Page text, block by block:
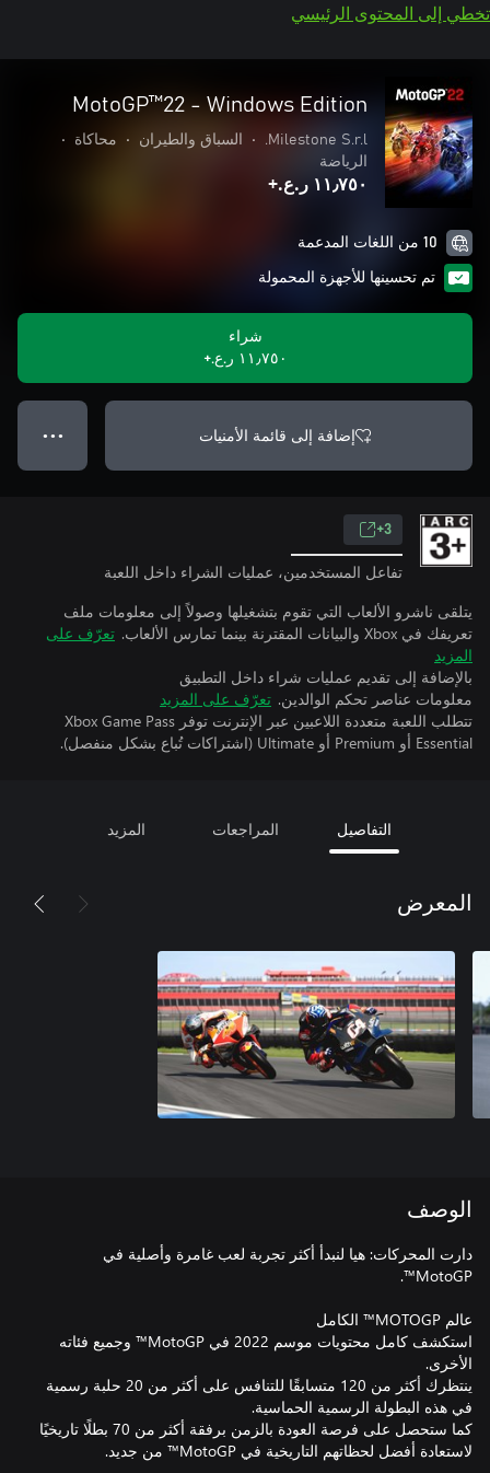
تخطي إلى المحتوى الرئيسي
MotoGP™22 - Windows Edition
Milestone S.r.l.
• السباق والطيران • محاكاة
•
الرياضة
١١٫٧٥٠ ر.ع.‏+
10 من اللغات المدعمة
تم تحسينها للأجهزة المحمولة
شراء
١١٫٧٥٠ ر.ع.‏+
إضافة إلى قائمة الأمنيات ● ● ●
3+
تفاعل المستخدمين، عمليات الشراء داخل اللعبة
يتلقى ناشرو الألعاب التي تقوم بتشغيلها وصولاً إلى معلومات ملف
تعريفك في Xbox والبيانات المقترنة بينما تمارس الألعاب.
تعرّف على
المزيد
بالإضافة إلى تقديم عمليات شراء داخل التطبيق
معلومات عناصر تحكم الوالدين. تعرّف على المزيد
تتطلب اللعبة متعددة اللاعبين عبر الإنترنت توفر Xbox Game Pass
Essential أو Premium أو Ultimate (اشتراكات تُباع بشكل منفصل).
التفاصيل المراجعات المزيد
المعرض
الوصف
دارت المحركات: هيا لنبدأ أكثر تجربة لعب غامرة وأصلية في
استكشف كامل محتويات موسم 2022 في MotoGP™ وجميع فئاته
ينتظرك أكثر من 120 متسابقًا للتنافس على أكثر من 20 حلبة رسمية
كما ستحصل على فرصة العودة بالزمن برفقة أكثر من 70 بطلًا تاريخيًا